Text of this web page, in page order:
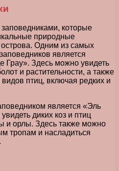
которые
природные
Одним из самых
является
Грау». Здесь можно увидеть
и растительности, а также
птиц, включая редких и
является «Эль
диких коз и птиц
и орлы. Здесь также можно
тропам и насладиться